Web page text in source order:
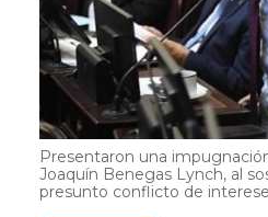
Presentaron una
Joaquín Benegas Lynch, al
presunto conflicto de